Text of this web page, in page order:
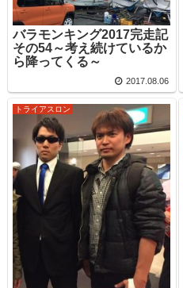
バラモンキング2017完走記
その54～考え続けているか
ら降ってくる～
2017.08.06
トライアスロン